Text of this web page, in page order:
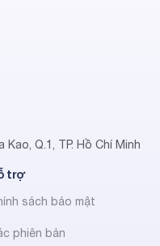
Kao, Q.1, TP. Hồ Chí Minh
trợ
sách bảo mật
phiên bản